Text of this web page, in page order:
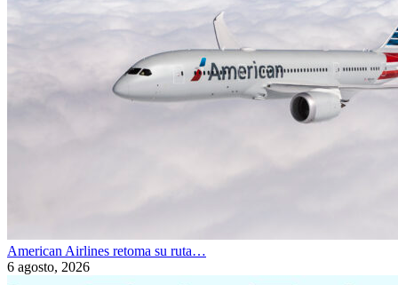
American Airlines retoma su ruta…
6 agosto, 2026